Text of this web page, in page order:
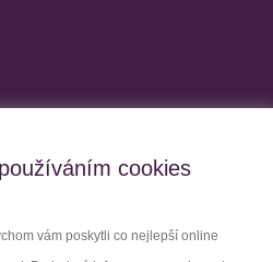
cookies
vám poskytli co nejlepší online